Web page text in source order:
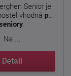
Senior je
vhodná pro
.
Na ...
Detail